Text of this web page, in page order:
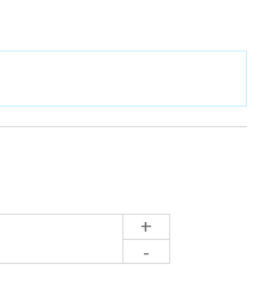
+
-